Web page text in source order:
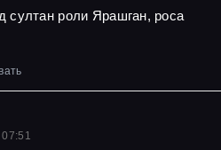
султан роли Ярашган, роса